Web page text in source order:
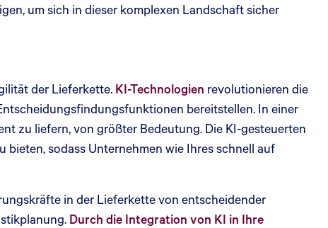
um sich in dieser komplexen Landschaft sicher
der Lieferkette. KI-Technologien revolutionieren die
bereitstellen. In einer
zu liefern, von größter Bedeutung. Die KI-gesteuerten
sodass Unternehmen wie Ihres schnell auf
in der Lieferkette von entscheidender
Durch die Integration von KI in Ihre